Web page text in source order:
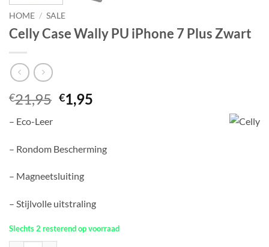
HOME / SALE
Celly Case Wally PU iPhone 7 Plus Zwart
€21,95 Oorspronkelijke
prijs
€1,95
– Eco-Leer
– Rondom Bescherming
– Magneetsluiting
– Stijlvolle uitstraling
Slechts 2 resterend op voorraad